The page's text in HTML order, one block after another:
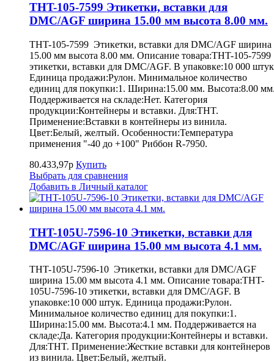
THT-105-7599 Этикетки, вставки для
DMC/AGF ширина 15.00 мм высота 8.00 мм.
THT-105-7599 Этикетки, вставки для DMC/AGF ширина
15.00 мм высота 8.00 мм. Описание товара:THT-105-7599
этикетки, вставки для DMC/AGF. В упаковке:10 000
Единица продажи:Рулон. Минимальное количество
единиц для покупки:1. Ширина:15.00 мм. Высота:8.00
Поддерживается на складе:Нет. Категория
продукции:Контейнеры и вставки. Для:THT.
Применение:Вставки в контейнеры из винила.
Цвет:Белый, желтый. Особенности:Температура
применения "-40 до +100" Риббон R-7950.
80.433,97р Купить
Выбрать для сравнения
Добавить в Личный каталог
THT-105U-7596-10 Этикетки, вставки для
DMC/AGF ширина 15.00 мм высота 4.1 мм.
THT-105U-7596-10 Этикетки, вставки для DMC/AGF
ширина 15.00 мм высота 4.1 мм. Описание товара:THT-
105U-7596-10 этикетки, вставки для DMC/AGF. В
упаковке:10 000 штук. Единица продажи:Рулон.
Минимальное количество единиц для покупки:1.
Ширина:15.00 мм. Высота:4.1 мм. Поддерживается на
складе:Да. Категория продукции:Контейнеры и вставки.
Для:THT. Применение:Жесткие вставки для контейнеров
из винила. Цвет:Белый, желтый.